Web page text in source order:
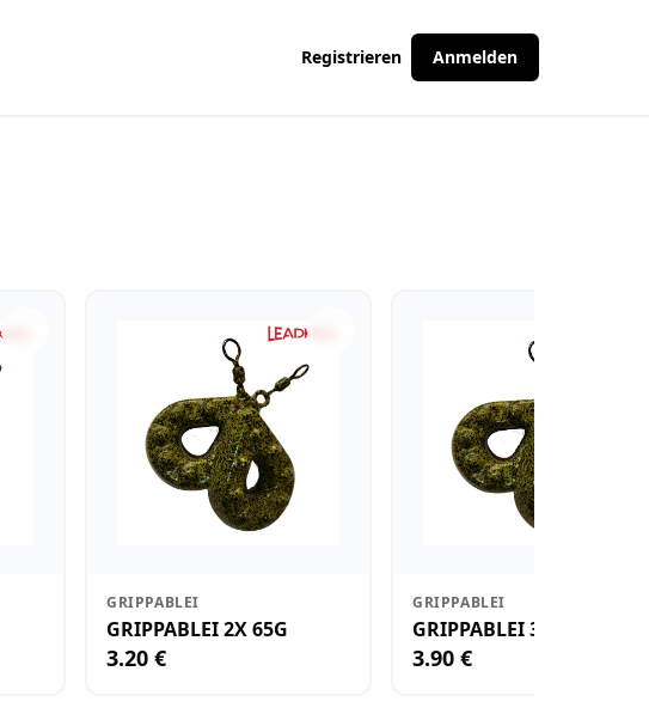
Registrieren Anmelden
GRIPPABLEI
GRIPPABLEI 2X 65G
3.20 €
GRIPPABLEI
GRIPPABLEI 3X 30G
3.90 €